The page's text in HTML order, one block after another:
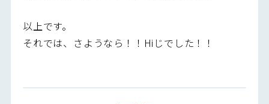
以上です。
それでは、さようなら！！Hiじでした！！